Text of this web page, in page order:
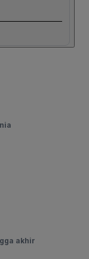
akhir